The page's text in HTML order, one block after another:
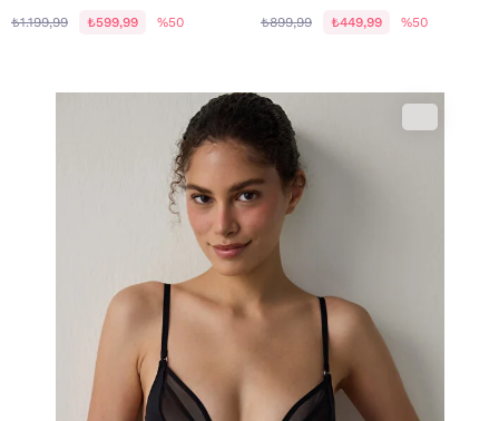
₺1.199,99 ₺599,99 %50 ₺899,99 ₺449,99 %50